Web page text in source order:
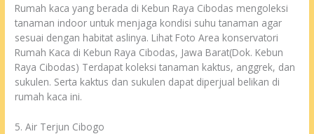
Rumah kaca yang berada di Kebun Raya Cibodas mengoleksi
tanaman indoor untuk menjaga kondisi suhu tanaman agar
sesuai dengan habitat aslinya. Lihat Foto Area konservatori
Rumah Kaca di Kebun Raya Cibodas, Jawa Barat(Dok. Kebun
Raya Cibodas) Terdapat koleksi tanaman kaktus, anggrek, dan
sukulen. Serta kaktus dan sukulen dapat diperjual belikan di
rumah kaca ini.
5. Air Terjun Cibogo